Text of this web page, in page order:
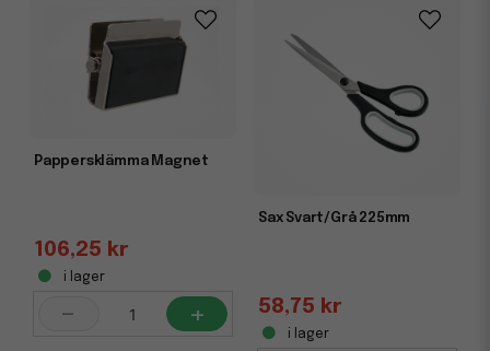
Pappersklämma Magnet
106,25 kr
i lager
- +
Sax Svart/Grå 225mm
58,75 kr
i lager